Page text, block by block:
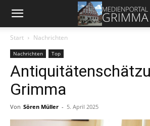
Start Nachrichten
Nachrichten Top
Grimma
Von Sören Müller - 5. April 2025